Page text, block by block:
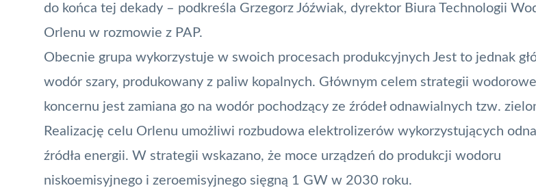
do końca tej dekady – podkreśla Grzegorz Jóźwiak, dyrektor Biura Technologii
Orlenu w rozmowie z PAP.
Obecnie grupa wykorzystuje w swoich procesach produkcyjnych Jest to jednak
wodór szary, produkowany z paliw kopalnych. Głównym celem strategii
koncernu jest zamiana go na wodór pochodzący ze źródeł odnawialnych tzw.
Realizację celu Orlenu umożliwi rozbudowa elektrolizerów wykorzystujących
źródła energii. W strategii wskazano, że moce urządzeń do produkcji wodoru
niskoemisyjnego i zeroemisyjnego sięgną 1 GW w 2030 roku.